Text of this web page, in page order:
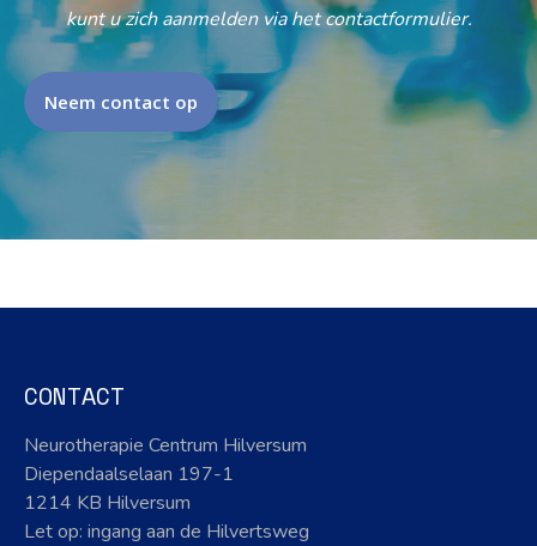
kunt u zich aanmelden via het contactformulier.
Neem contact op
CONTACT
Neurotherapie Centrum Hilversum
Diependaalselaan 197-1
1214 KB Hilversum
Let op: ingang aan de Hilvertsweg